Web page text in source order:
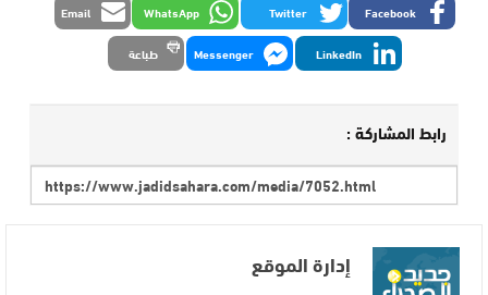
Facebook
Twitter
WhatsApp
Email
LinkedIn
Messenger طباعة
رابط المشاركة :
إدارة الموقع